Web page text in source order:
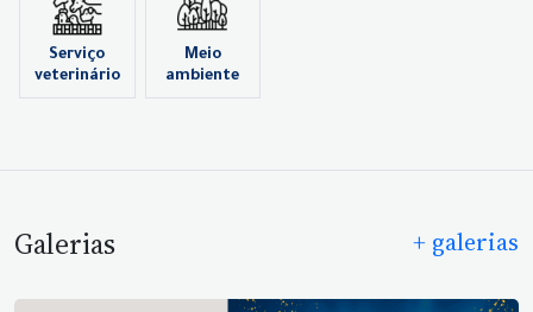
Serviço
veterinário
Meio
ambiente
Galerias + galerias